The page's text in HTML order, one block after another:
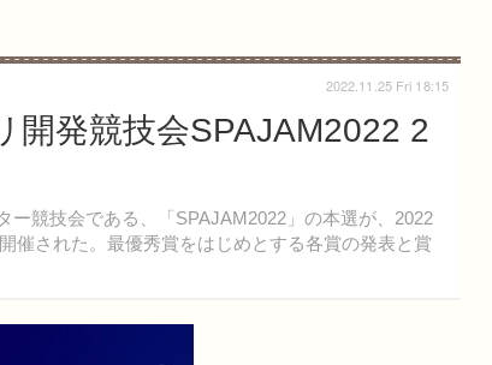
開発競技会SPAJAM2022 2
競技会である、「SPAJAM2022」の本選が、2022
催された。最優秀賞をはじめとする各賞の発表と賞
2022.11.25 Fri 18:15